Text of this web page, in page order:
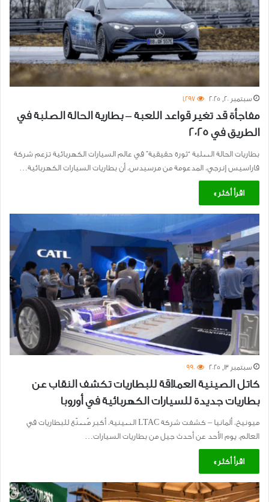
سبتمبر 20, 2025 1٬297
مفاجأة قد تغير قواعد اللعبة – بطارية الحالة الصلبة في
الطريق في 2025
بطاريات الحالة الصلبة “ثورة حقيقية” في عالم السيارات الكهربائية تزعم شركة
فاراسيس إنرجي، المدعومة من مرسيدس، أن بطاريات السيارات الكهربائية…
اقرأ أكثر »
سبتمبر 13, 2025 990
كاتل الصينية العملاقة للبطاريات تكشف النقاب عن
بطاريات جديدة للسيارات الكهربائية في أوروبا
ميونيخ، ألمانيا – كشفت شركة LTAC الصينية، أكبر مُصنّع للبطاريات في
العالم، يوم الأحد عن أحدث جيل من بطاريات السيارات…
اقرأ أكثر »